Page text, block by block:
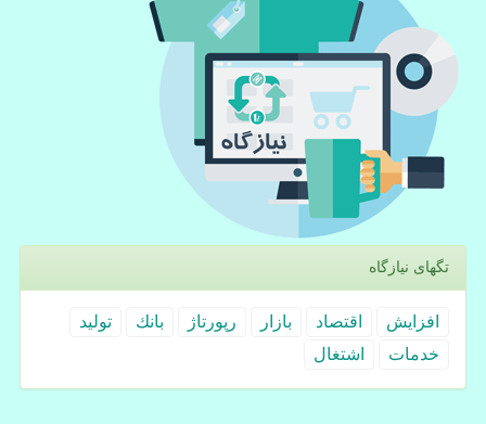
تگهای نیازگاه
افزایش اقتصاد بازار رپورتاژ بانك
تولید
خدمات
اشتغال